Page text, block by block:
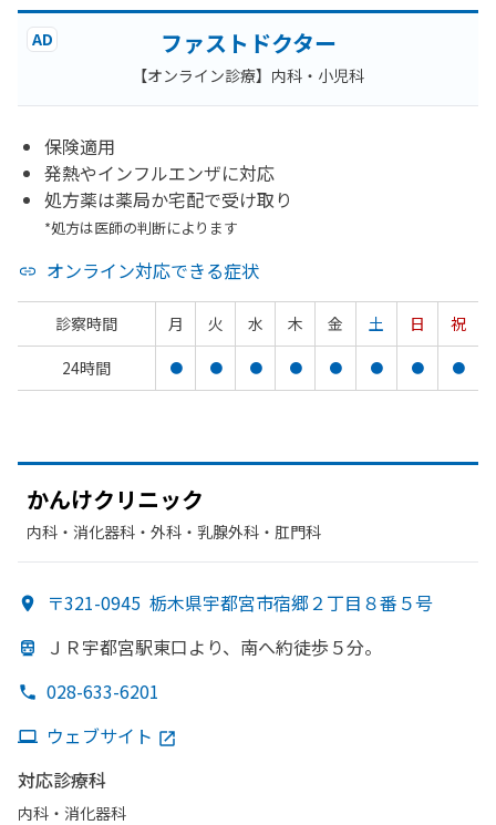
AD ファストドクター
【オンライン診療】内科・小児科
保険適用
発熱やインフルエンザに対応
処方薬は薬局か宅配で受け取り
*処方は医師の判断によります
オンライン対応できる症状
診察時間 月 火 水 木 金 土 日
祝
24時間
● ● ● ● ● ● ● ●
かんけクリニック
内科・​消化器科・​外科・​乳腺外科・​肛門科
〒321-0945 栃木県宇都宮市宿郷２丁目８番５号
ＪＲ宇都宮駅東口より、 南へ約徒歩５分。
028-633-6201
ウェブサイト
対応診療科
内科・​消化器科